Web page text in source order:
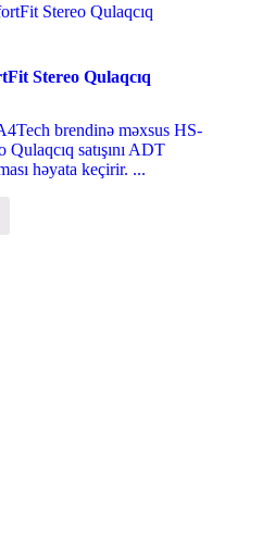
Stereo Qulaqcıq
brendinə məxsus HS-
satışını ADT
həyata keçirir. ...